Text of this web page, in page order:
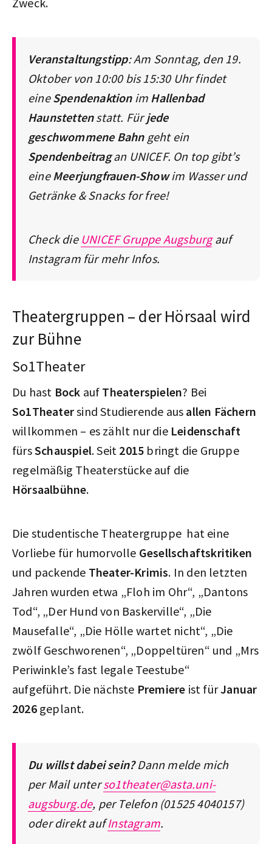
Veranstaltungstipp: Am Sonntag, den 19.
Oktober von 10:00 bis 15:30 Uhr findet
eineSpendenaktionim Hallenbad
Haunstettenstatt. Fürjede
geschwommene Bahngeht ein
Spendenbeitragan UNICEF. On top gibt’s
eine Meerjungfrauen-Showim Wasser und
Getränke & Snacks for free!
Check die UNICEF Gruppe Augsburgauf
Instagram für mehr Infos.
Theatergruppen – der Hörsaal wird
zur Bühne
So1Theater
Du hast Bock auf Theaterspielen? Bei
So1Theatersind Studierende aus allen Fächern
willkommen – es zählt nur dieLeidenschaft
fürsSchauspiel. Seit 2015 bringt die Gruppe
regelmäßig Theaterstücke auf die
Hörsaalbühne.
Die studentische Theatergruppe hat eine
Vorliebe für humorvolle Gesellschaftskritiken
und packende Theater-Krimis. In den letzten
Jahren wurden etwa „Floh im Ohr“, „Dantons
Tod“, „Der Hund von Baskerville“, „Die
Mausefalle“, „Die Hölle wartet nicht“, „Die
zwölf Geschworenen“, „Doppeltüren“ und „Mrs
Periwinkle’s fast legale Teestube“
aufgeführt. Die nächste Premiere ist fürJanuar
2026geplant.
Du willst dabei sein?Dann melde mich
per Mail unterso1theater@asta.uni-
augsburg.de, per Telefon (01525 4040157)
oder direkt aufInstagram.